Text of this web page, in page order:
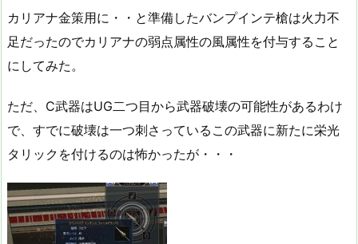
カリアナ金策用に・・と準備したバンプインテ槍は火力不
足だったのでカリアナの弱点属性の風属性を付与すること
にしてみた。
ただ、C武器はUG二つ目から武器破壊の可能性があるわけ
で、すでに破壊は一つ刺さっているこの武器に新たに栄光
タリックを付けるのは怖かったが・・・